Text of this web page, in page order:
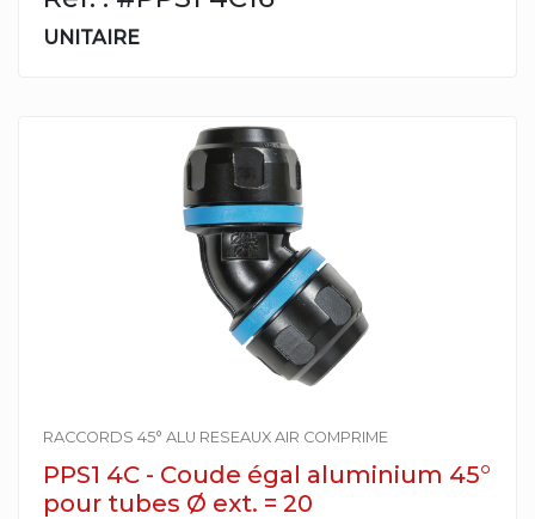
UNITAIRE
RACCORDS 45° ALU RESEAUX AIR COMPRIME
PPS1 4C - Coude égal aluminium 45°
pour tubes Ø ext. = 20